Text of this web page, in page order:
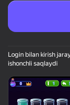
Login bilan kirish
ishonchli saqlaydi